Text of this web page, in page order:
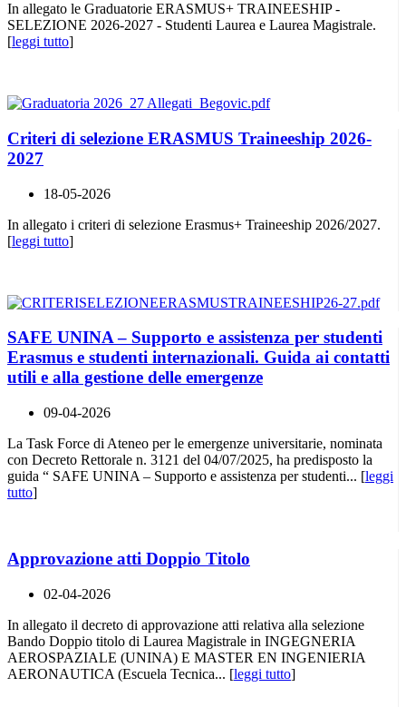
In allegato le Graduatorie ERASMUS+ TRAINEESHIP -
SELEZIONE 2026-2027 - Studenti Laurea e Laurea Magistrale.
[leggi tutto]
Criteri di selezione ERASMUS Traineeship 2026-
2027
18-05-2026
In allegato i criteri di selezione Erasmus+ Traineeship 2026/2027.
[leggi tutto]
SAFE UNINA – Supporto e assistenza per studenti
Erasmus e studenti internazionali. Guida ai contatti
utili e alla gestione delle emergenze
09-04-2026
La Task Force di Ateneo per le emergenze universitarie, nominata
con Decreto Rettorale n. 3121 del 04/07/2025, ha predisposto la
guida “ SAFE UNINA – Supporto e assistenza per studenti... [leggi
tutto]
Approvazione atti Doppio Titolo
02-04-2026
In allegato il decreto di approvazione atti relativa alla selezione
Bando Doppio titolo di Laurea Magistrale in INGEGNERIA
AEROSPAZIALE (UNINA) E MASTER EN INGENIERIA
AERONAUTICA (Escuela Tecnica... [leggi tutto]